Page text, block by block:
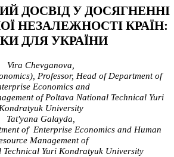
ДОСВІД У ДОСЯГНЕННІ
НЕЗАЛЕЖНОСТІ КРАЇН:
ДЛЯ УКРАЇНИ
Vira Chevganova,
Professor, Head of Department of
Economics and
of Poltava National Technical Yuri
Kondratyuk University
Tat'yana Galayda,
of Enterprise Economics and Human
Management of
Technical Yuri Kondratyuk University